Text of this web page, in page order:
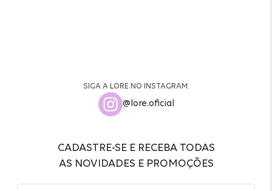
SIGA A LORE NO INSTAGRAM:
@lore.oficial
CADASTRE-SE E RECEBA TODAS
AS NOVIDADES E PROMOÇÕES